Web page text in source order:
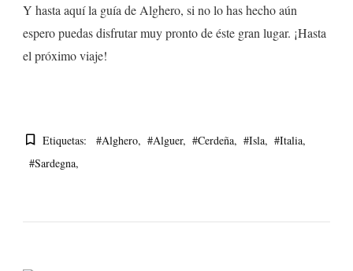
Y hasta aquí la guía de Alghero, si no lo has hecho aún
espero puedas disfrutar muy pronto de éste gran lugar. ¡Hasta
el próximo viaje!
Etiquetas: #alghero #alguer #cerdeña #isla
#italia
#sardegna